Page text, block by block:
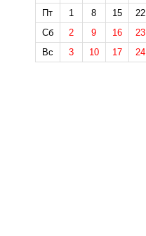
Пт
1 8 15 22
Сб
2 9 16 23
Вс
3 10 17 24